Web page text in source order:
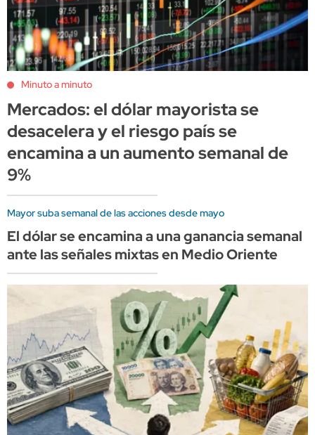
Minuto a minuto
Mercados: el dólar mayorista se
desacelera y el riesgo país se
encamina a un aumento semanal de
9%
Mayor suba semanal de las acciones desde mayo
El dólar se encamina a una ganancia semanal
ante las señales mixtas en Medio Oriente